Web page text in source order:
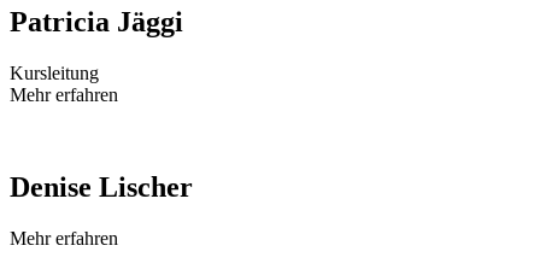
Patricia Jäggi
Kursleitung
Mehr erfahren
Denise Lischer
Mehr erfahren